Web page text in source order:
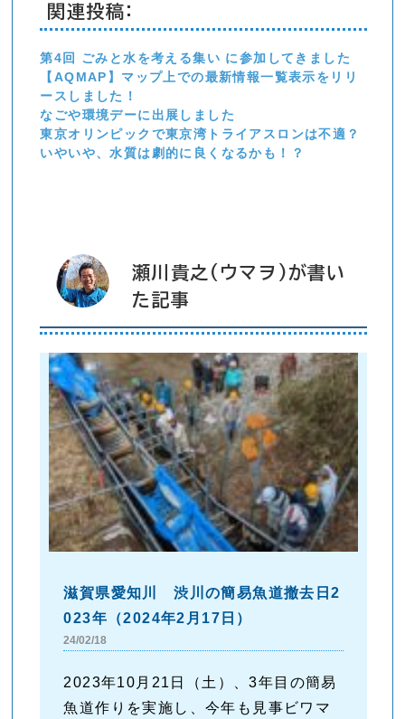
関連投稿:
第4回 ごみと水を考える集い に参加してきました
【AQMAP】マップ上での最新情報一覧表示をリリ
ースしました！
なごや環境デーに出展しました
東京オリンピックで東京湾トライアスロンは不適？
いやいや、水質は劇的に良くなるかも！？
瀬川貴之(ウマヲ)が書い
た記事
滋賀県愛知川 渋川の簡易魚道撤去日2
023年（2024年2月17日）
24/02/18
2023年10月21日（土）、3年目の簡易
魚道作りを実施し、今年も見事ビワマ